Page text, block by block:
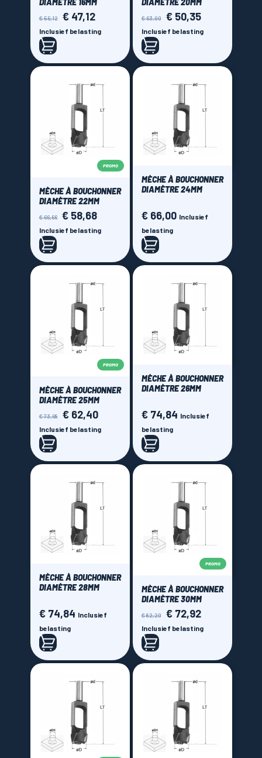
DIAMÈTRE 16MM
Normale
prijs
€ 56,12 Prijs
€ 47,12
Inclusief belasting
DIAMÈTRE 20MM
Normale
prijs
€ 63,00 Prijs
€ 50,35
Inclusief belasting
PROMO
MÈCHE À BOUCHONNER
DIAMÈTRE 22MM
Normale
prijs
€ 66,66 Prijs
€ 58,68
Inclusief belasting
MÈCHE À BOUCHONNER
DIAMÈTRE 24MM
Prijs
€ 66,00 Inclusief
belasting
PROMO
MÈCHE À BOUCHONNER
DIAMÈTRE 25MM
Normale
prijs
€ 73,68 Prijs
€ 62,40
Inclusief belasting
MÈCHE À BOUCHONNER
DIAMÈTRE 26MM
Prijs
€ 74,84 Inclusief
belasting
MÈCHE À BOUCHONNER
DIAMÈTRE 28MM
Prijs
€ 74,84 Inclusief
belasting
PROMO
MÈCHE À BOUCHONNER
DIAMÈTRE 30MM
Normale
prijs
€ 82,20 Prijs
€ 72,92
Inclusief belasting